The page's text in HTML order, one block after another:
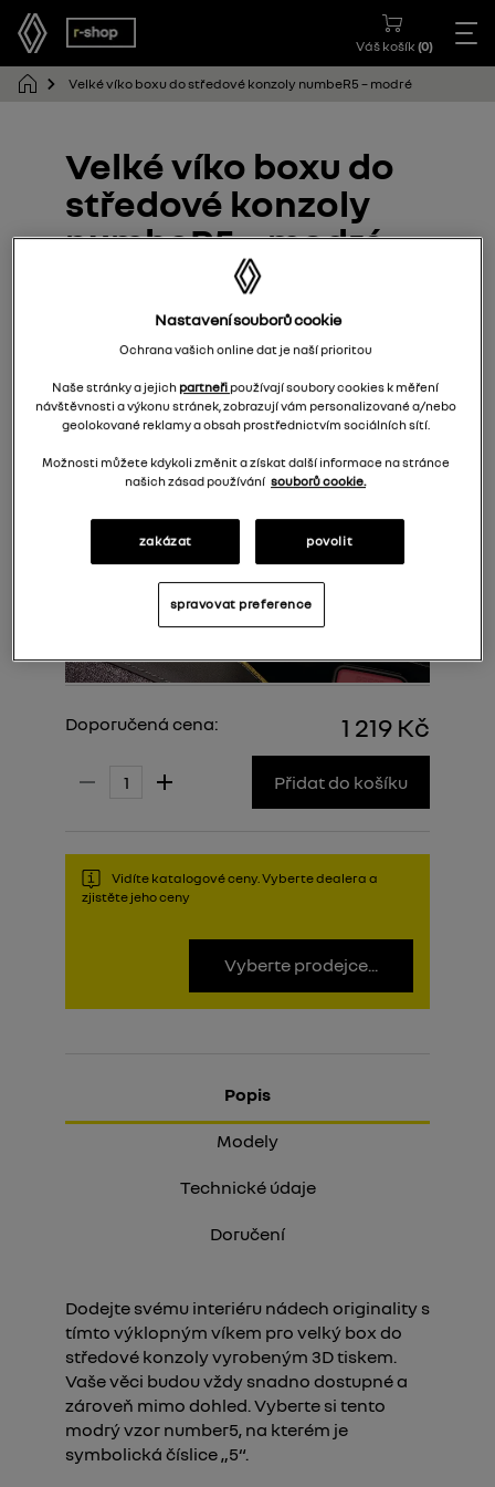
Váš košík (0)
Velké víko boxu do středové konzoly numbeR5 – modré
Velké víko boxu do
středové konzoly
numbeR5 – modré
Doporučená cena: 1 219 Kč
Přidat do košíku
Vidíte katalogové ceny. Vyberte dealera a
zjistěte jeho ceny
Vyberte prodejce...
Popis
Modely
Technické údaje
Doručení
Dodejte svému interiéru nádech originality s
tímto výklopným víkem pro velký box do
středové konzoly vyrobeným 3D tiskem.
Vaše věci budou vždy snadno dostupné a
zároveň mimo dohled. Vyberte si tento
modrý vzor number5, na kterém je
symbolická číslice „5“.
Nastavení souborů cookie
Ochrana vašich online dat je naší prioritou
Naše stránky a jejich partneři používají soubory cookies k měření
návštěvnosti a výkonu stránek, zobrazují vám personalizované a/nebo
geolokované reklamy a obsah prostřednictvím sociálních sítí.
Možnosti můžete kdykoli změnit a získat další informace na stránce
našich zásad používání souborů cookie.
zakázat povolit
spravovat preference